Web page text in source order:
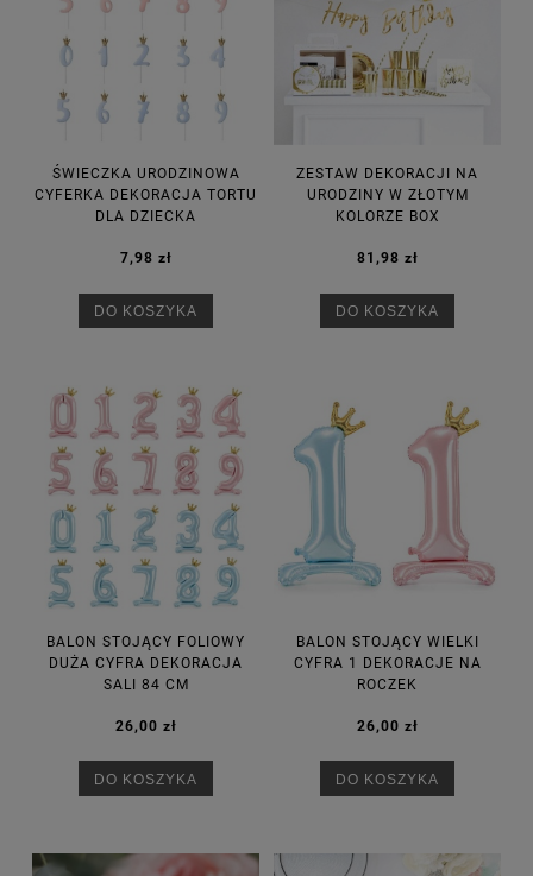
ŚWIECZKA URODZINOWA
CYFERKA DEKORACJA TORTU
DLA DZIECKA
7,98 zł
DO KOSZYKA
ZESTAW DEKORACJI NA
URODZINY W ZŁOTYM
KOLORZE BOX
81,98 zł
DO KOSZYKA
BALON STOJĄCY FOLIOWY
DUŻA CYFRA DEKORACJA
SALI 84 CM
26,00 zł
DO KOSZYKA
BALON STOJĄCY WIELKI
CYFRA 1 DEKORACJE NA
ROCZEK
26,00 zł
DO KOSZYKA